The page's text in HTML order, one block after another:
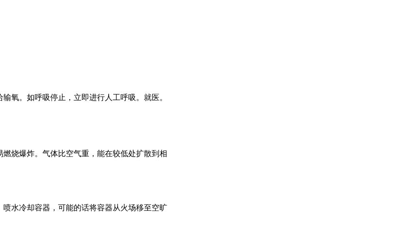
氧。如呼吸停止，立即进行人工呼吸。就医。
烧爆炸。气体比空气重，能在较低处扩散到相
水冷却容器，可能的话将容器从火场移至空旷